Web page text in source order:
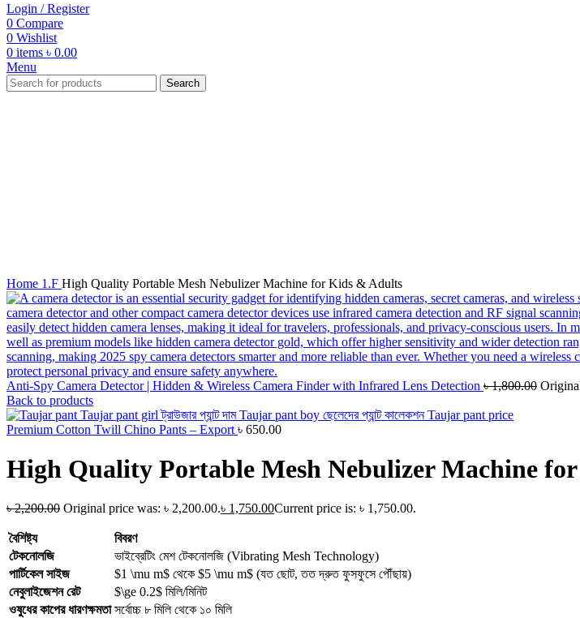
Login / Register
0 Compare
0 Wishlist
0 items ৳ 0.00
Menu
Search
Home 1.F High Quality Portable Mesh Nebulizer Machine for Kids & Adults
Anti-Spy Camera Detector | Hidden & Wireless Camera Finder with Infrared Lens Detection ৳1,800.00
Back to products
Premium Cotton Twill Chino Pants – Export ৳ 650.00
High Quality Portable Mesh Nebulizer Machine
৳2,200.00 Original price was: ৳ 2,200.00.৳ 1,750.00Current price is: ৳ 1,750.00.
বৈশিষ্ট্য
বিবরণ
টেকনোলজি
ভাইব্রেটিং মেশ টেকনোলজি (Vibrating Mesh Technology)
পার্টিকেল সাইজ
$1 \mu m$ থেকে $5 \mu m$ (যত ছোট, তত দ্রুত ফুসফুসে পৌঁছায়)
নেবুলাইজেশন রেট
$\ge 0.2$ মিলি/মিনিট
ওষুধের কাপের ধারণক্ষমতা সর্বোচ্চ ৮ মিলি থেকে ১০ মিলি